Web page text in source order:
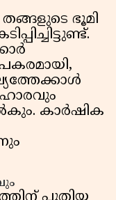
ഭൂമി
കാർഷിക